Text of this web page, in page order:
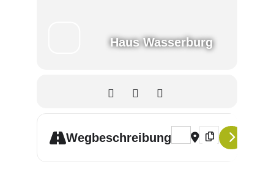
Haus Wasserburg
Wegbeschreibung Address -Destination